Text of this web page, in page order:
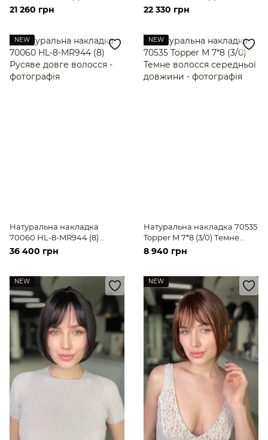
(613) Світле довге волосся
21 260 грн
(613) Світле довге волосся
22 330 грн
NEW
Натуральна накладка
70060 HL-8-MR944 (8)
Русяве довге волосся
36 400 грн
NEW
Натуральна накладка 70535
Topper M 7*8 (3/0) Темне
волосся середньої довжини
8 940 грн
NEW NEW